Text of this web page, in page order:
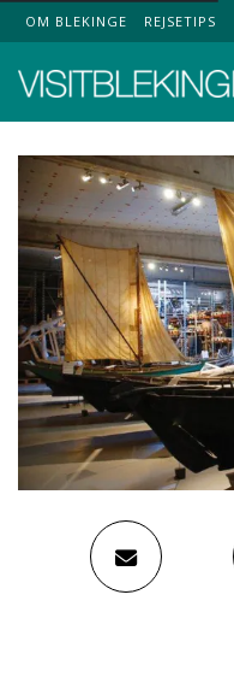
Top Menu
OM BLEKINGE REJSETIPS